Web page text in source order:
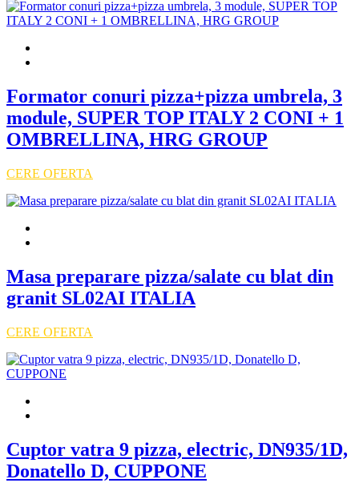
Formator conuri pizza+pizza umbrela, 3
module, SUPER TOP ITALY 2 CONI + 1
OMBRELLINA, HRG GROUP
CERE OFERTA
Masa preparare pizza/salate cu blat din
granit SL02AI ITALIA
CERE OFERTA
Cuptor vatra 9 pizza, electric, DN935/1D,
Donatello D, CUPPONE